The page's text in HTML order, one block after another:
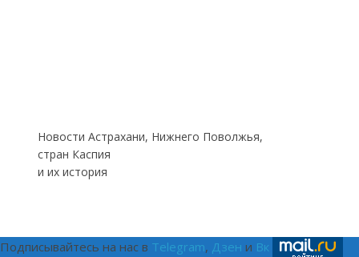
Новости Астрахани, Нижнего Поволжья,
стран Каспия
и их история
Подписывайтесь на нас в Telegram, Дзен и Вк